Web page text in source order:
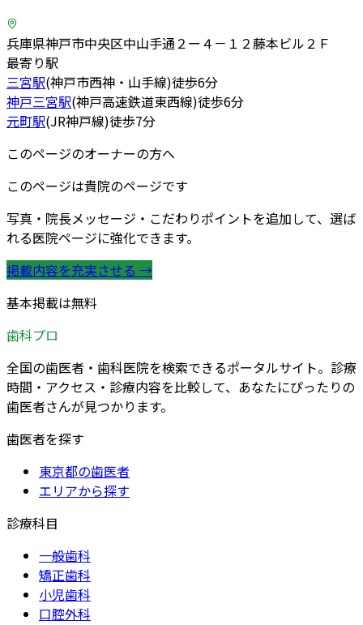
兵庫県神戸市中央区中山手通２ー４－１２藤本ビル２Ｆ
最寄り駅
三宮駅(神戸市西神・山手線)徒歩6分
神戸三宮駅(神戸高速鉄道東西線)徒歩6分
元町駅(JR神戸線)徒歩7分
このページのオーナーの方へ
このページは貴院のページです
写真・院長メッセージ・こだわりポイントを追加して、選ば
れる医院ページに強化できます。
掲載内容を充実させる →
基本掲載は無料
歯科プロ
全国の歯医者・歯科医院を検索できるポータルサイト。診療
時間・アクセス・診療内容を比較して、あなたにぴったりの
歯医者さんが見つかります。
歯医者を探す
東京都の歯医者
エリアから探す
診療科目
一般歯科
矯正歯科
小児歯科
口腔外科